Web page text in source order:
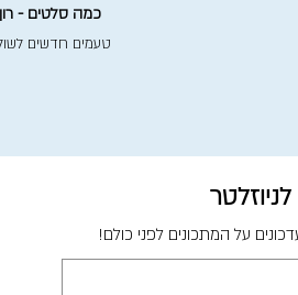
כמה סלטים - רון
טעמים חדשים
על המתכונים לפני כולם!